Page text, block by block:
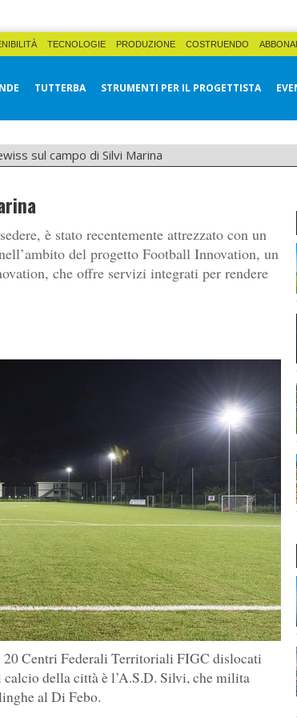
TECNOLOGIE PRODUZIONE COSTRUENDO
TUTTERBA STRUMENTI PER IL PROGETTISTA
sul campo di Silvi Marina
è stato recentemente attrezzato con un
del progetto Football Innovation, un
che offre servizi integrati per rendere
Centri Federali Territoriali FIGC dislocati
della città è l’A.S.D. Silvi, che milita
al Di Febo.